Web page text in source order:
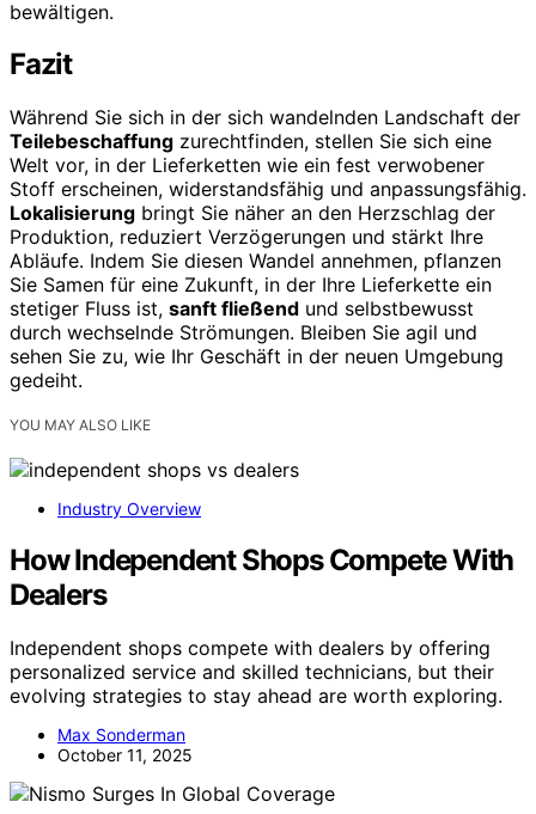
bewältigen.
Fazit
Während Sie sich in der sich wandelnden Landschaft der
Teilebeschaffung zurechtfinden, stellen Sie sich eine
Welt vor, in der Lieferketten wie ein fest verwobener
Stoff erscheinen, widerstandsfähig und anpassungsfähig.
Lokalisierung bringt Sie näher an den Herzschlag der
Produktion, reduziert Verzögerungen und stärkt Ihre
Abläufe. Indem Sie diesen Wandel annehmen, pflanzen
Sie Samen für eine Zukunft, in der Ihre Lieferkette ein
stetiger Fluss ist, sanft fließend und selbstbewusst
durch wechselnde Strömungen. Bleiben Sie agil und
sehen Sie zu, wie Ihr Geschäft in der neuen Umgebung
gedeiht.
YOU MAY ALSO LIKE
Industry Overview
How Independent Shops Compete With
Dealers
Independent shops compete with dealers by offering
personalized service and skilled technicians, but their
evolving strategies to stay ahead are worth exploring.
Max Sonderman
October 11, 2025